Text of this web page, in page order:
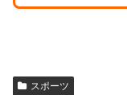
スポーツ